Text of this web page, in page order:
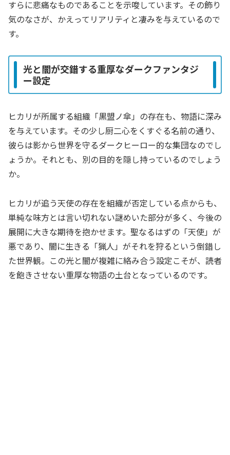
すらに悲痛なものであることを示唆しています。その飾り
気のなさが、かえってリアリティと凄みを与えているので
す。
光と闇が交錯する重厚なダークファンタジ
ー設定
ヒカリが所属する組織「黒盟ノ傘」の存在も、物語に深み
を与えています。その少し厨二心をくすぐる名前の通り、
彼らは影から世界を守るダークヒーロー的な集団なのでし
ょうか。それとも、別の目的を隠し持っているのでしょう
か。
ヒカリが追う天使の存在を組織が否定している点からも、
単純な味方とは言い切れない謎めいた部分が多く、今後の
展開に大きな期待を抱かせます。聖なるはずの「天使」が
悪であり、闇に生きる「猟人」がそれを狩るという倒錯し
た世界観。この光と闇が複雑に絡み合う設定こそが、読者
を飽きさせない重厚な物語の土台となっているのです。